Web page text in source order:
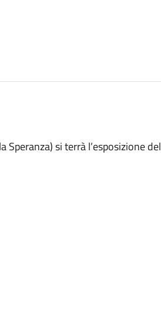
si terrà l’esposizione